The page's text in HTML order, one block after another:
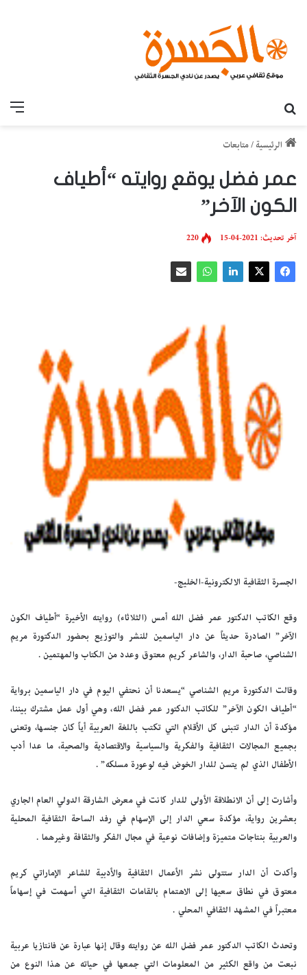
الرئيسية /متابعات
عمر فضل يوقع روايته “أطياف
الكون الآخر”
آخر تحديث: 2021-04-15 220
الجسرة الثقافية الالكترونية-الخليج-
وقع الكاتب الدكتور عمر فضل الله أمس (الثلاثاء) روايته الأخيرة “أطياف الكون
الآخر” الصادرة حديثاً عن دار الياسمين للنشر والتوزيع بحضور الدكتورة مريم
الشناصي، صاحبة الدار، والشاعر كريم معتوق وعدد من الكتاب والمهتمين .
وقالت الدكتورة مريم الشناصي “يسعدنا أن نحتفي اليوم في دار الياسمين برواية
“أطياف الكون الآخر” للكاتب الدكتور عمر فضل الله، وهي أول عمل مشترك بيننا،
مؤكدة أن الدار تتبنى كل الأقلام التي تكتب باللغة العربية أياً كان جنسها، وتعنى
بجميع المجالات الثقافية والفكرية والسياسية والاقتصادية والصحية، ما عدا أدب
الأطفال الذي لم يتسن للدار الخوض فيه لوعورة مسلكه” .
وأشارت إلى أن الانطلاقة الأولى للدار كانت في معرض الشارقة الدولي العام الجاري
بعشرين رواية، مؤكدة سعي الدار إلى الإسهام في رفد الساحة الثقافية المحلية
والعربية بنتاجات متميزة وإضافات نوعية في مجال الفكر والثقافة وغيرهما .
وأكدت أن الدار ستتولى نشر الأعمال الثقافية والأدبية للشاعر الإماراتي كريم
معتوق في نطاق سعيها إلى الاهتمام بالقامات الثقافية التي أسهمت في إسهاماً
معتبراً في المشهد الثقافي المحلي .
وتحدث الكاتب الدكتور عمر فضل الله عن روايته وقال إنها عبارة عن فانتازيا عربية
نبعت من واقع الكثير من المعلومات التي جمعها في حياته عن هذا النوع من